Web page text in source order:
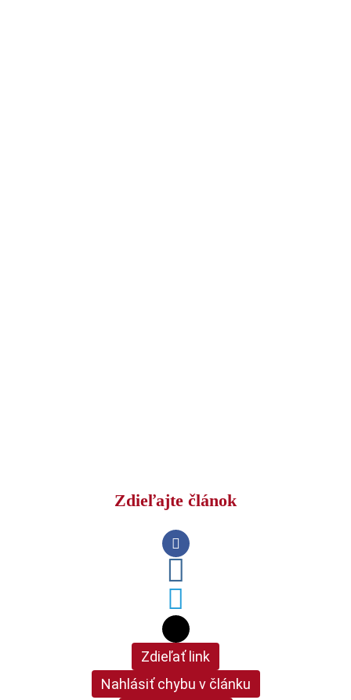
Zdieľajte článok
Zdieľať link
Nahlásiť chybu v článku